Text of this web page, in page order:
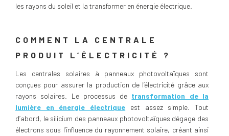
les rayons du soleil et la transformer en énergie électrique.
COMMENT LA CENTRALE
PRODUIT L’ÉLECTRICITÉ ?
Les centrales solaires à panneaux photovoltaïques sont
conçues pour assurer la production de l’électricité grâce aux
rayons solaires. Le processus de transformation de la
lumière en énergie électrique est assez simple. Tout
d’abord, le silicium des panneaux photovoltaïques dégage des
électrons sous l’influence du rayonnement solaire, créant ainsi